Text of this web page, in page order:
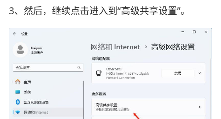
3、然后，继续点击进入到“高级共享设置”。